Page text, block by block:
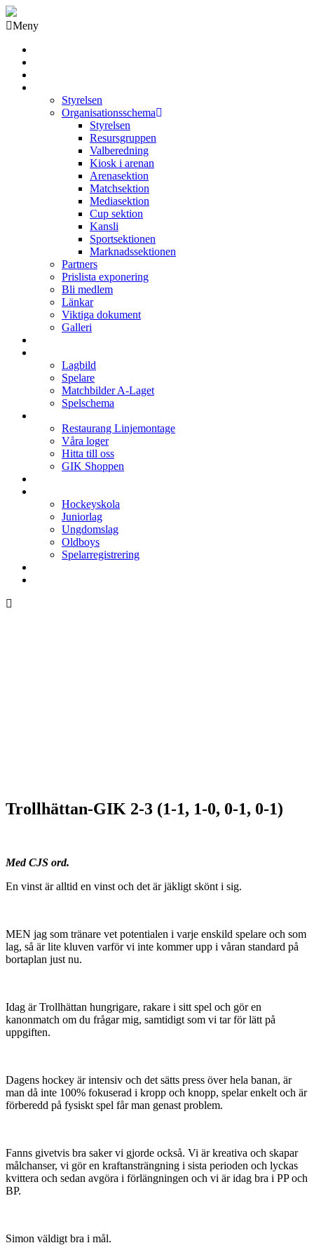
Meny
Styrelsen
Organisationsschema
Styrelsen
Resursgruppen
Valberedning
Kiosk i arenan
Arenasektion
Matchsektion
Mediasektion
Cup sektion
Kansli
Sportsektionen
Marknadssektionen
Partners
Prislista exponering
Bli medlem
Länkar
Viktiga dokument
Galleri
Lagbild
Spelare
Matchbilder A-Laget
Spelschema
Restaurang Linjemontage
Våra loger
Hitta till oss
GIK Shoppen
Hockeyskola
Juniorlag
Ungdomslag
Oldboys
Spelarregistrering
Trollhättan-GIK 2-3 (1-1, 1-0, 0-1, 0-1)
Med CJS ord.
En vinst är alltid en vinst och det är jäkligt skönt i sig.
MEN jag som tränare vet potentialen i varje enskild spelare och som
lag, så är lite kluven varför vi inte kommer upp i våran standard på
bortaplan just nu.
Idag är Trollhättan hungrigare, rakare i sitt spel och gör en
kanonmatch om du frågar mig, samtidigt som vi tar för lätt på
uppgiften.
Dagens hockey är intensiv och det sätts press över hela banan, är
man då inte 100% fokuserad i kropp och knopp, spelar enkelt och är
förberedd på fysiskt spel får man genast problem.
Fanns givetvis bra saker vi gjorde också. Vi är kreativa och skapar
målchanser, vi gör en kraftansträngning i sista perioden och lyckas
kvittera och sedan avgöra i förlängningen och vi är idag bra i PP och
BP.
Simon väldigt bra i mål.